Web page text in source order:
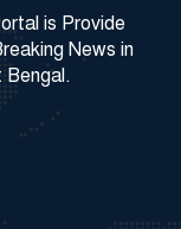
is Provide
News in
Bengal.